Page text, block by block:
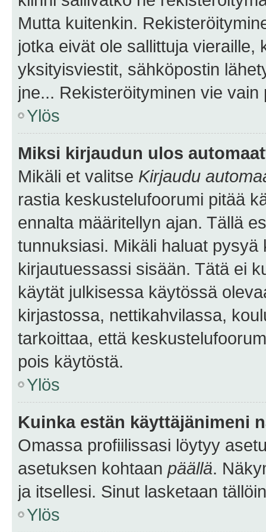
Mutta kuitenkin.
jotka eivät ole sallittuja vieraille,
yksityisviestit, sähköpostin
jne... Rekisteröityminen vie
Ylös
Miksi kirjaudun ulos
Mikäli et valitse Kirjaudu
rastia keskustelufoorumi pitää
ennalta määritellyn ajan. Tällä
tunnuksiasi. Mikäli haluat
kirjautuessassi sisään. Tätä ei
käytät julkisessa käytössä
kirjastossa, nettikahvilassa,
tarkoittaa, että
pois käytöstä.
Ylös
Kuinka estän käyttäjänimeni
Omassa profiilissasi löytyy
asetuksen kohtaan päällä.
ja itsellesi. Sinut lasketaan
Ylös